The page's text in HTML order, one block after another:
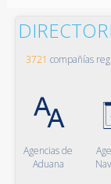
3721 compañías
Agencias de
Aduana